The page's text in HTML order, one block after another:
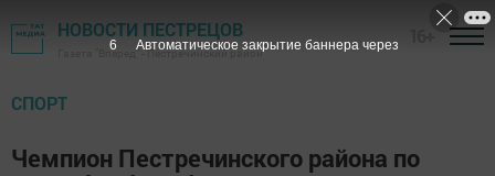
НОВОСТИ ПЕСТРЕЦОВ
Газета "Вперед" - Пестречинский район
СПОРТ
Чемпион Пестречинского района по
5 Автоматическое закрытие баннера через